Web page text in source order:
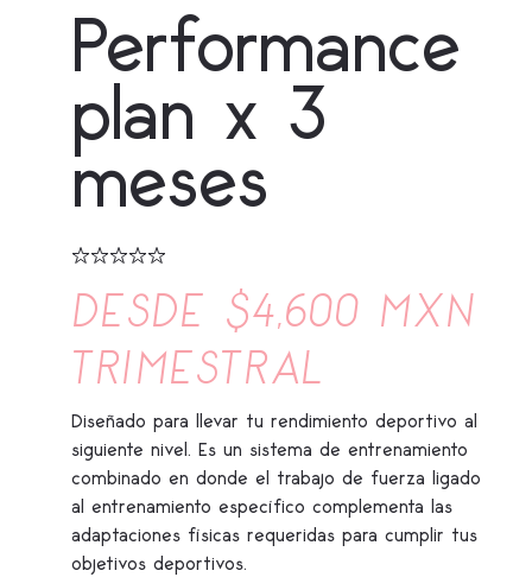
Performance
plan x 3
meses
DESDE $4,600 MXN
TRIMESTRAL
Diseñado para llevar tu rendimiento deportivo al
siguiente nivel. Es un sistema de entrenamiento
combinado en donde el trabajo de fuerza ligado
al entrenamiento específico complementa las
adaptaciones físicas requeridas para cumplir tus
objetivos deportivos.